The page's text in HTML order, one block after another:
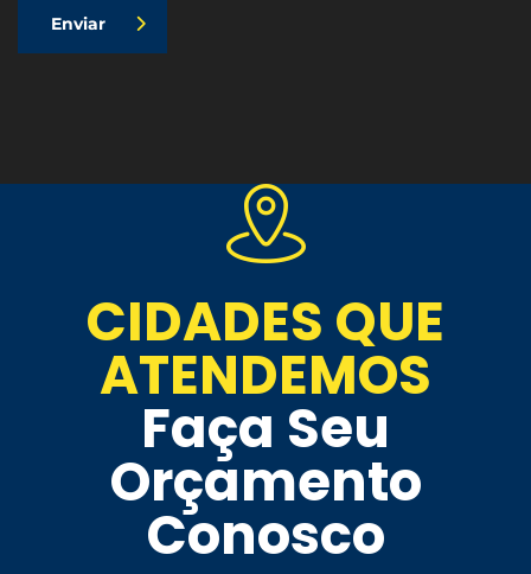
Enviar
CIDADES QUE
ATENDEMOS
Faça Seu
Orçamento
Conosco